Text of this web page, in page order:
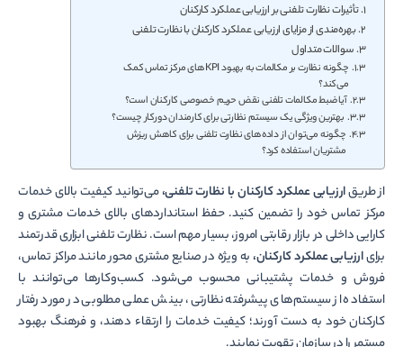
تأثیرات نظارت تلفنی بر ارزیابی عملکرد کارکنان
بهره‌مندی از مزایای ارزیابی عملکرد کارکنان با نظارت تلفنی
سوالات متداول
چگونه نظارت بر مکالمات به بهبود KPIهای مرکز تماس کمک
می‌کند؟
آیا ضبط مکالمات تلفنی نقض حریم خصوصی کارکنان است؟
بهترین ویژگی یک سیستم نظارتی برای کارمندان دورکار چیست؟
چگونه می‌توان از داده‌های نظارت تلفنی برای کاهش ریزش
مشتریان استفاده کرد؟
از طریقارزیابی عملکرد کارکنان با نظارت تلفنی،می‌توانید کیفیت بالای خدمات
مرکز تماس خود را تضمین کنید. حفظ استانداردهای بالای خدمات مشتری و
کارایی داخلی در بازار رقابتی امروز، بسیار مهم است. نظارت تلفنی ابزاری قدرتمند
برایارزیابی عملکرد کارکنان،به ویژه در صنایع مشتری محور مانند مراکز تماس،
فروش و خدمات پشتیبانی محسوب می‌شود. کسب‌وکارها می‌توانند با
استفاده از سیستم‌های پیشرفته نظارتی، بینش عملی مطلوبی در مورد رفتار
کارکنان خود به دست آورند؛ کیفیت خدمات را ارتقاء دهند، و فرهنگ بهبود